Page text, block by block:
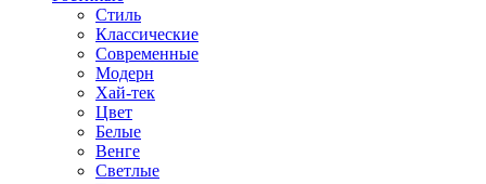
Стиль
Классические
Современные
Модерн
Хай-тек
Цвет
Белые
Венге
Светлые